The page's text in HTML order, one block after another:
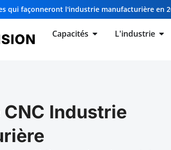
qui façonneront l'industrie manufacturière en
Capacités L'industrie
Industrie